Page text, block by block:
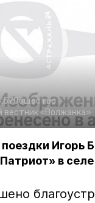
Общество
вестник «Волжанка»
Игорь
в